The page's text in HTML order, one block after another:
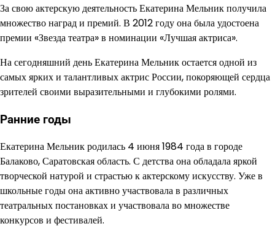
За свою актерскую деятельность Екатерина Мельник получила
множество наград и премий. В 2012 году она была удостоена
премии «Звезда театра» в номинации «Лучшая актриса».
На сегодняшний день Екатерина Мельник остается одной из
самых ярких и талантливых актрис России, покоряющей сердца
зрителей своими выразительными и глубокими ролями.
Ранние годы
Екатерина Мельник родилась 4 июня 1984 года в городе
Балаково, Саратовская область. С детства она обладала яркой
творческой натурой и страстью к актерскому искусству. Уже в
школьные годы она активно участвовала в различных
театральных постановках и участвовала во множестве
конкурсов и фестивалей.